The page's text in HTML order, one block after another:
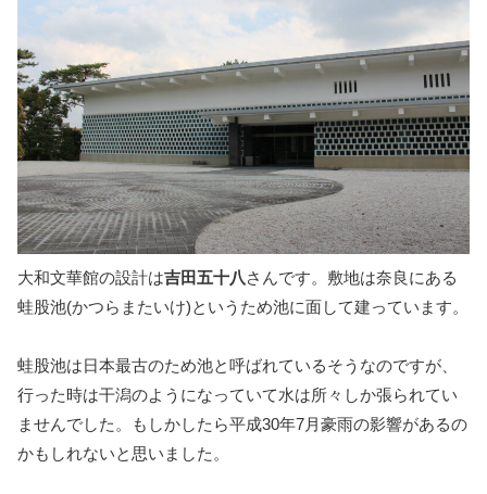
大和文華館の設計は吉田五十八 さんです。敷地は奈良にある
蛙股池(かつらまたいけ)というため池に面して建っています。
蛙股池は日本最古のため池と呼ばれているそうなのですが、
行った時は干潟のようになっていて水は所々しか張られてい
ませんでした。もしかしたら平成30年7月豪雨の影響があるの
かもしれないと思いました。